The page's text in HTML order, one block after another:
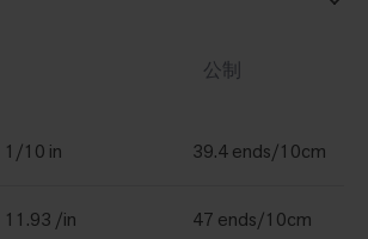
公制
1/10 in 39.4 ends/10cm
11.93 /in 47 ends/10cm